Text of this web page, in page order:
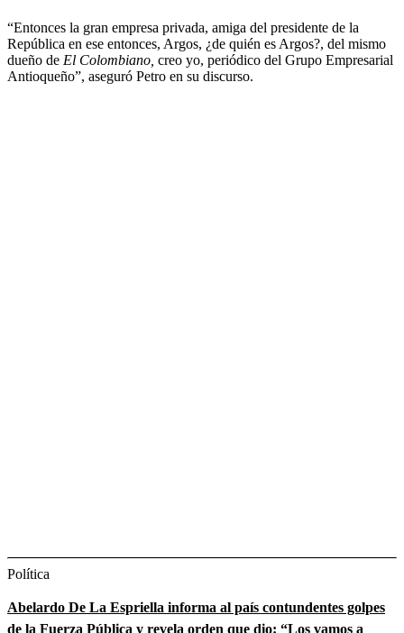
“Entonces la gran empresa privada, amiga del presidente de la
República en ese entonces, Argos, ¿de quién es Argos?, del mismo
dueño de El Colombiano, creo yo, periódico del Grupo Empresarial
Antioqueño”, aseguró Petro en su discurso.
Política
Abelardo De La Espriella informa al país contundentes golpes
de la Fuerza Pública y revela orden que dio: “Los vamos a